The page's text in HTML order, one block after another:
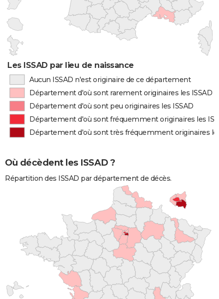
Les ISSAD par lieu de naissance
Aucun ISSAD n'est originaire de ce département
Département d'où sont rarement originaires les ISSAD
Département d'où sont peu originaires les ISSAD
Département d'où sont fréquemment originaires les
Département d'où sont très fréquemment originaires
Où décèdent les ISSAD ?
Répartition des ISSAD par département de décès.